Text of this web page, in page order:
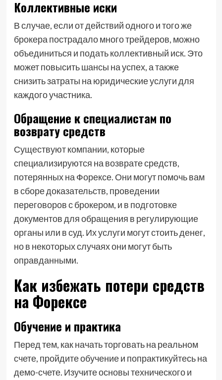
Коллективные иски
В случае, если от действий одного и того же
брокера пострадало много трейдеров, можно
объединиться и подать коллективный иск. Это
может повысить шансы на успех, а также
снизить затраты на юридические услуги для
каждого участника.
Обращение к специалистам по
возврату средств
Существуют компании, которые
специализируются на возврате средств,
потерянных на Форексе. Они могут помочь вам
в сборе доказательств, проведении
переговоров с брокером, и в подготовке
документов для обращения в регулирующие
органы или в суд. Их услуги могут стоить денег,
но в некоторых случаях они могут быть
оправданными.
Как избежать потери средств
на Форексе
Обучение и практика
Перед тем, как начать торговать на реальном
счете, пройдите обучение и попрактикуйтесь на
демо-счете. Изучите основы технического и